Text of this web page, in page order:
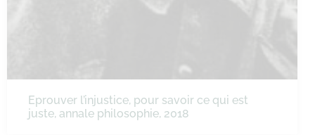
Eprouver l’injustice, pour savoir ce qui est
juste, annale philosophie, 2018